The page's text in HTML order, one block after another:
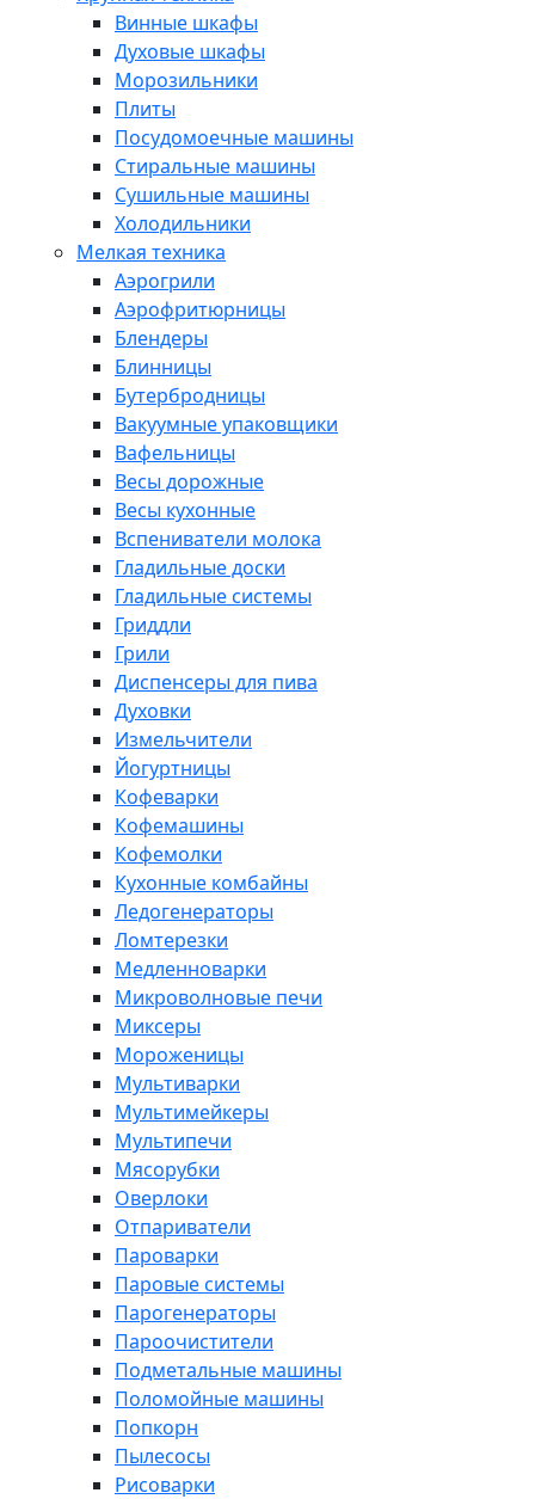
Винные шкафы
Духовые шкафы
Морозильники
Плиты
Посудомоечные машины
Стиральные машины
Сушильные машины
Холодильники
Мелкая техника
Аэрогрили
Аэрофритюрницы
Блендеры
Блинницы
Бутербродницы
Вакуумные упаковщики
Вафельницы
Весы дорожные
Весы кухонные
Вспениватели молока
Гладильные доски
Гладильные системы
Гриддли
Грили
Диспенсеры для пива
Духовки
Измельчители
Йогуртницы
Кофеварки
Кофемашины
Кофемолки
Кухонные комбайны
Ледогенераторы
Ломтерезки
Медленноварки
Микроволновые печи
Миксеры
Мороженицы
Мультиварки
Мультимейкеры
Мультипечи
Мясорубки
Оверлоки
Отпариватели
Пароварки
Паровые системы
Парогенераторы
Пароочистители
Подметальные машины
Поломойные машины
Попкорн
Пылесосы
Рисоварки